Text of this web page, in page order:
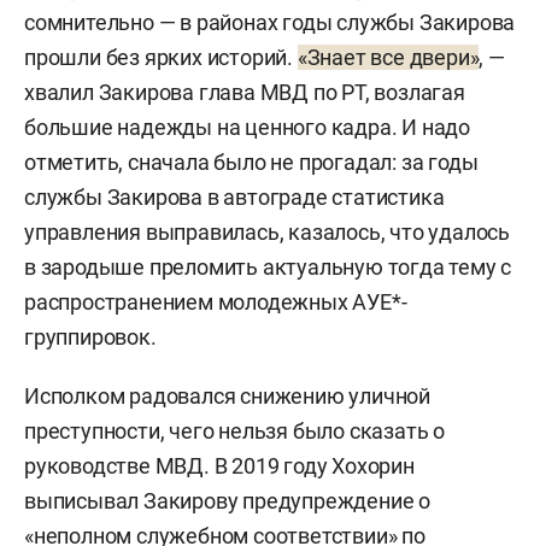
сомнительно — в районах годы службы Закирова
прошли без ярких историй. «Знает все двери», —
хвалил Закирова глава МВД по РТ, возлагая
большие надежды на ценного кадра. И надо
отметить, сначала было не прогадал: за годы
службы Закирова в автограде статистика
управления выправилась, казалось, что удалось
в зародыше преломить актуальную тогда тему с
распространением молодежных АУЕ*-
группировок.
Исполком радовался снижению уличной
преступности, чего нельзя было сказать о
руководстве МВД. В 2019 году Хохорин
выписывал Закирову предупреждение о
«неполном служебном соответствии» по